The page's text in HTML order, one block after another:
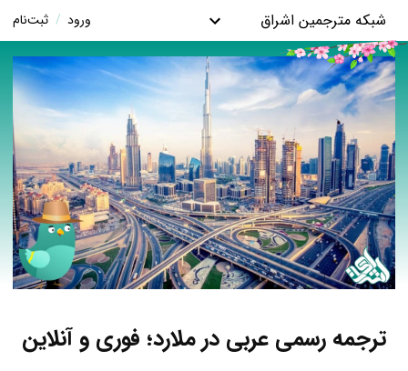
شبکه مترجمین اشراق ورود / ثبت‌نام
ترجمه رسمی عربی در ملارد؛ فوری و آنلاین